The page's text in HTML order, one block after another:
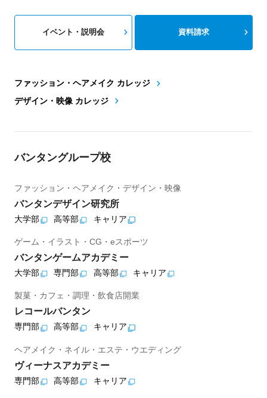
ファッション・ヘアメイク カレッジ
デザイン・映像 カレッジ
イベント・説明会 資料請求
バンタングループ校
ファッション・ヘアメイク・デザイン・映像
バンタンデザイン研究所
大学部 高等部 キャリア
ゲーム・イラスト・CG・eスポーツ
バンタンゲームアカデミー
大学部 専門部 高等部 キャリア
製菓・カフェ・調理・飲食店開業
レコールバンタン
専門部 高等部 キャリア
ヘアメイク・ネイル・エステ・ウエディング
ヴィーナスアカデミー
専門部 高等部 キャリア